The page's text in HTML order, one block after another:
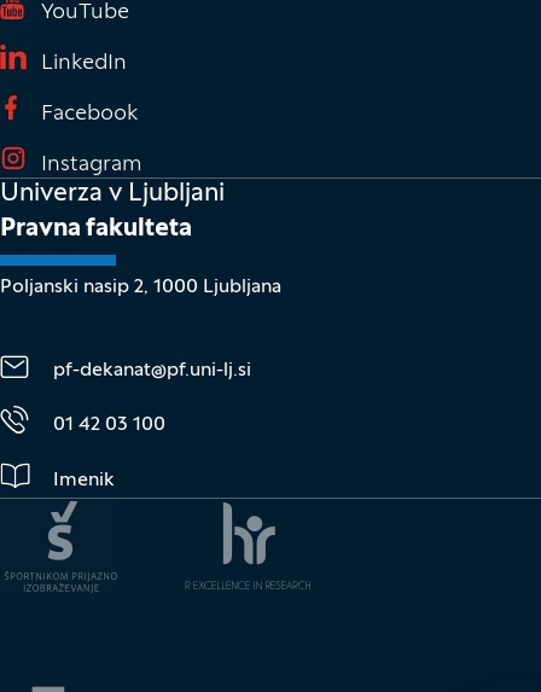
YouTube
LinkedIn
Facebook
Instagram
Univerza v Ljubljani
Pravna fakulteta
Poljanski nasip 2, 1000 Ljubljana
pf-dekanat@pf.uni-lj.si
01 42 03 100
Imenik